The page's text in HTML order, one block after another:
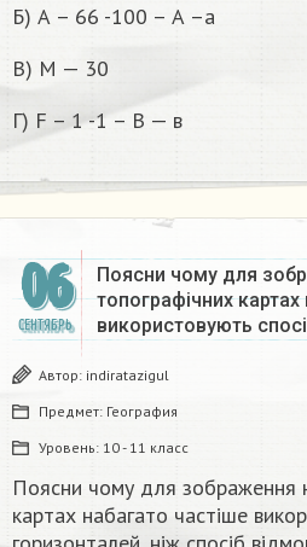
Б) А – 66 -100 – А –а
В) М — 30
Г) F – 1 -1 – В — в
06
СЕНТЯБРЬ
Поясни чому для
топографічних
використовують
Автор: indiratazigul
Предмет: География
Уровень: 10 - 11 класс
Поясни чому для зображення
картах набагато частіше